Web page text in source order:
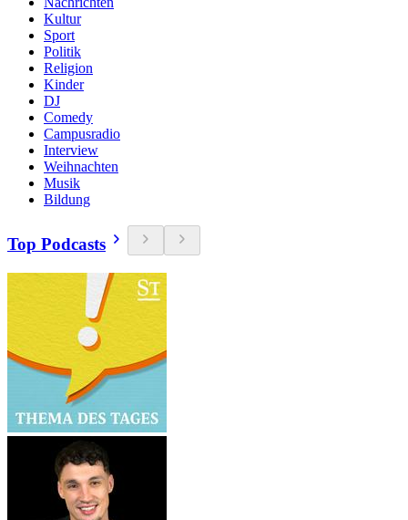
Kultur
Sport
Politik
Religion
Kinder
DJ
Comedy
Campusradio
Interview
Weihnachten
Musik
Bildung
Top Podcasts